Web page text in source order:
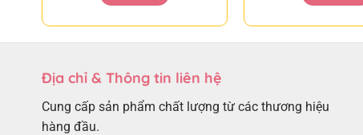
Địa chỉ & Thông tin liên hệ
Cung cấp sản phẩm chất lượng từ các thương hiệu
hàng đầu.